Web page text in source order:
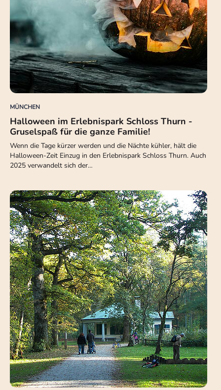
MÜNCHEN
Halloween im Erlebnispark Schloss Thurn -
Gruselspaß für die ganze Familie!
Wenn die Tage kürzer werden und die Nächte kühler, hält die
Halloween-Zeit Einzug in den Erlebnispark Schloss Thurn. Auch
2025 verwandelt sich der…